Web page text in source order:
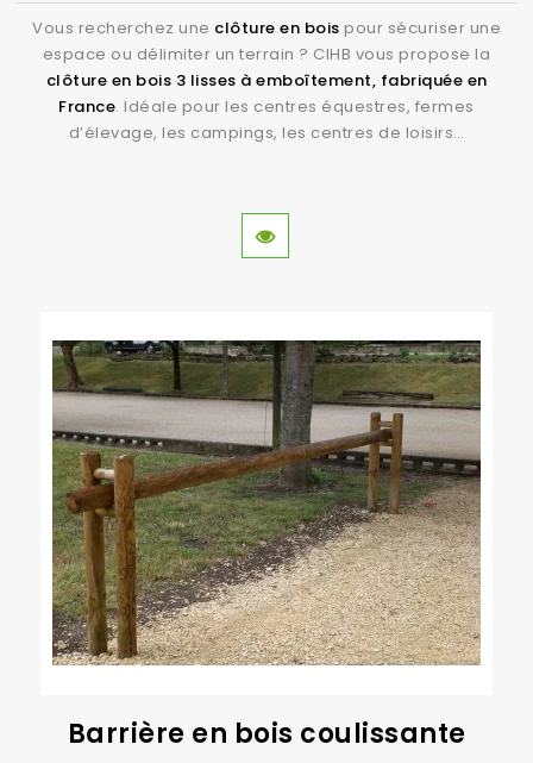
Vous recherchez une clôture en bois pour sécuriser une
espace ou délimiter un terrain ? CIHB vous propose la
clôture en bois 3 lisses à emboîtement, fabriquée en
France. Idéale pour les centres équestres, fermes
d’élevage, les campings, les centres de loisirs…
Barrière en bois coulissante